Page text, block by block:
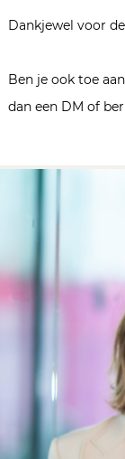
Dankjewel voor
Ben je ook toe
dan een DM of